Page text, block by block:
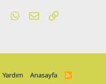
TumblrWhatsApp
E-postaLink
Yardım Anasayfa
R